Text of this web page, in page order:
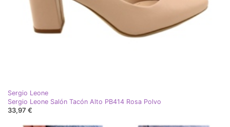
Sergio Leone
Sergio Leone Salón Tacón Alto PB414 Rosa Polvo
33,97 €